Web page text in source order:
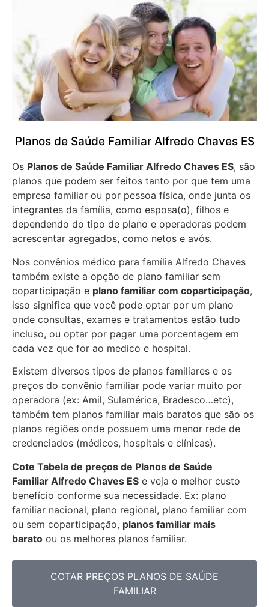
Planos de Saúde Familiar Alfredo Chaves ES
Os Planos de Saúde Familiar Alfredo Chaves ES, são
planos que podem ser feitos tanto por que tem uma
empresa familiar ou por pessoa física, onde junta os
integrantes da família, como esposa(o), filhos e
dependendo do tipo de plano e operadoras podem
acrescentar agregados, como netos e avós.
Nos convênios médico para família Alfredo Chaves
também existe a opção de plano familiar sem
coparticipação e plano familiar com coparticipação,
isso significa que você pode optar por um plano
onde consultas, exames e tratamentos estão tudo
incluso, ou optar por pagar uma porcentagem em
cada vez que for ao medico e hospital.
Existem diversos tipos de planos familiares e os
preços do convênio familiar pode variar muito por
operadora (ex: Amil, Sulamérica, Bradesco…etc),
também tem planos familiar mais baratos que são os
planos regiões onde possuem uma menor rede de
credenciados (médicos, hospitais e clínicas).
Cote Tabela de preços de Planos de Saúde
Familiar Alfredo Chaves ES e veja o melhor custo
benefício conforme sua necessidade. Ex: plano
familiar nacional, plano regional, plano familiar com
ou sem coparticipação, planos familiar mais
barato ou os melhores planos familiar.
COTAR PREÇOS PLANOS DE SAÚDE
FAMILIAR